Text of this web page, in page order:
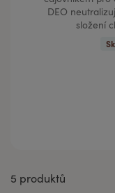
DEO
složení
5 produktů